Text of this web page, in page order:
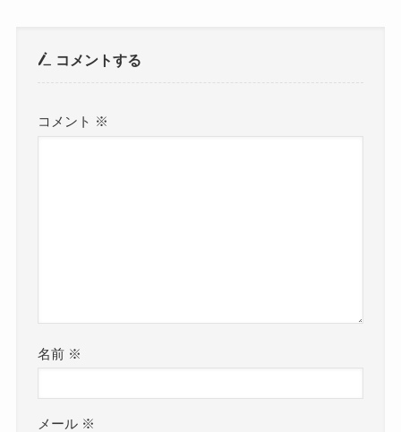
コメントする
コメント ※
名前 ※
メール ※